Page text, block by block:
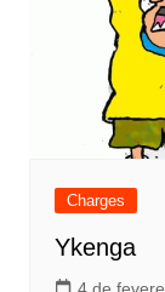
Charges
Ykenga